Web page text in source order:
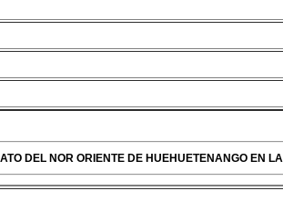
DEL NOR ORIENTE DE HUEHUETENANGO EN